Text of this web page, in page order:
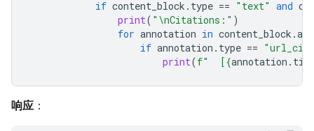
if content_block . type == "text" and
print( " \nCitations:" )
for annotation in content_block .
if annotation . type ==
print(f"  [{annotation .
响应 ：